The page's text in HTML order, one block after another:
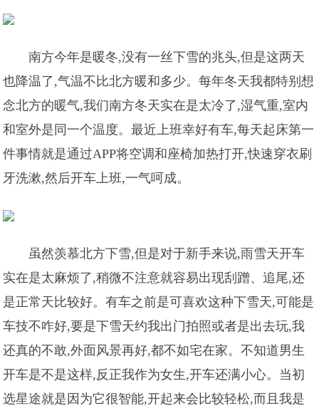
南方今年是暖冬,没有一丝下雪的兆头,但是这两天
也降温了,气温不比北方暖和多少。每年冬天我都特别想
念北方的暖气,我们南方冬天实在是太冷了,湿气重,室内
和室外是同一个温度。最近上班幸好有车,每天起床第一
件事情就是通过APP将空调和座椅加热打开,快速穿衣刷
牙洗漱,然后开车上班,一气呵成。
虽然羡慕北方下雪,但是对于新手来说,雨雪天开车
实在是太麻烦了,稍微不注意就容易出现刮蹭、追尾,还
是正常天比较好。有车之前是可喜欢这种下雪天,可能是
车技不咋好,要是下雪天约我出门拍照或者是出去玩,我
还真的不敢,外面风景再好,都不如宅在家。不知道男生
开车是不是这样,反正我作为女生,开车还满小心。当初
选星途就是因为它很智能,开起来会比较轻松,而且我是